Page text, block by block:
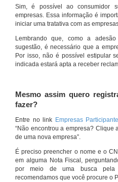
Sim, é possível ao consumidor
empresas. Essa informação é
iniciar uma tratativa com as
Lembrando que, como a
sugestão, é necessário que a
Por isso, não é possível estipular
indicada estará apta a receber
Mesmo assim quero
fazer?
Entre no link Empresas
“Não encontrou a empresa? Clique
de uma nova empresa”.
É preciso preencher o nome e o
em alguma Nota Fiscal,
por meio de uma busca pela
recomendamos que você procure o